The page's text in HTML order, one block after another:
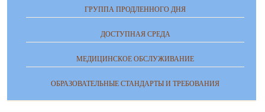
ГРУППА ПРОДЛЕННОГО ДНЯ
ДОСТУПНАЯ СРЕДА
МЕДИЦИНСКОЕ ОБСЛУЖИВАНИЕ
ОБРАЗОВАТЕЛЬНЫЕ СТАНДАРТЫ И ТРЕБОВАНИЯ